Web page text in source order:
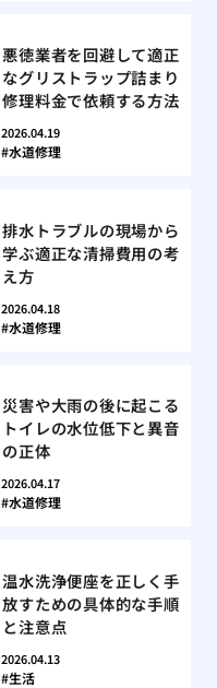
悪徳業者を回避して適正
なグリストラップ詰まり
修理料金で依頼する方法
2026.04.19
水道修理
排水トラブルの現場から
学ぶ適正な清掃費用の考
え方
2026.04.18
水道修理
災害や大雨の後に起こる
トイレの水位低下と異音
の正体
2026.04.17
水道修理
温水洗浄便座を正しく手
放すための具体的な手順
と注意点
2026.04.13
生活